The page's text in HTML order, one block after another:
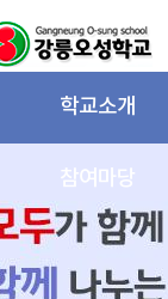
학교소개
참여마당